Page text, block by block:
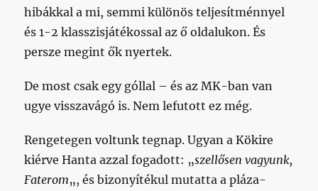
hibákkal a mi, semmi különös teljesítménnyel
és 1-2 klasszisjátékossal az ő oldalukon. És
persze megint ők nyertek.
De most csak egy góllal – és az MK-ban van
ugye visszavágó is. Nem lefutott ez még.
Rengetegen voltunk tegnap. Ugyan a Kökire
kiérve Hanta azzal fogadott: „szellősen vagyunk,
Faterom„, és bizonyítékul mutatta a pláza-